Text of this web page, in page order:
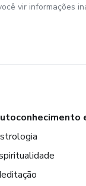
vir informações